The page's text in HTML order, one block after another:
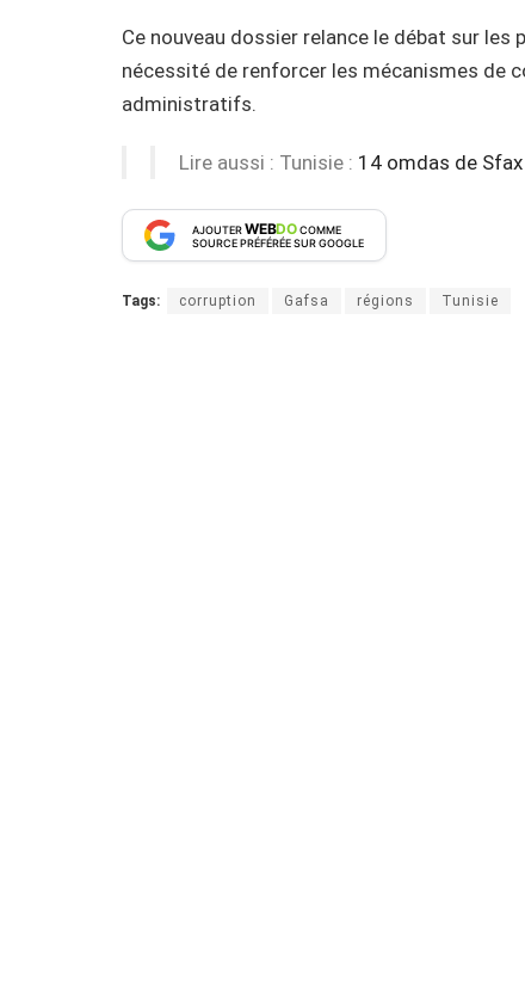
Ce nouveau dossier relance le débat sur
nécessité de renforcer les mécanismes de
administratifs.
Lire aussi : Tunisie : 14 omdas de
AJOUTERWEBDOCOMME
SOURCE PRÉFÉRÉE SUR GOOGLE
Tags: corruption Gafsa régions Tunisie